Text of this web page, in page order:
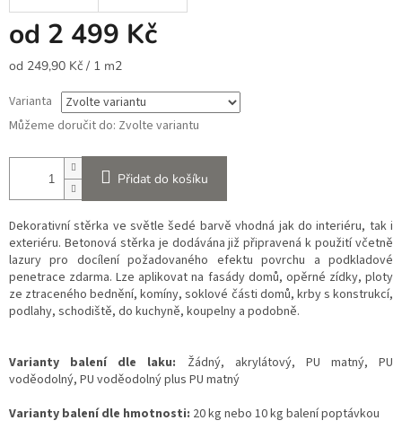
od 2 499 Kč
Měrná
od 249,90 Kč / 1 m2
Varianta
Můžeme doručit do: Zvolte variantu
Přidat do košíku
Dekorativní stěrka ve světle šedé barvě vhodná jak do interiéru, tak i
exteriéru. Betonová stěrka je dodávána již připravená k použití včetně
lazury pro docílení požadovaného efektu povrchu a podkladové
penetrace zdarma. Lze aplikovat na fasády domů, opěrné zídky, ploty
ze ztraceného bednění, komíny, soklové části domů, krby s konstrukcí,
podlahy, schodiště, do kuchyně, koupelny a podobně.
Varianty balení dle laku: Žádný, akrylátový, PU matný, PU
voděodolný, PU voděodolný plus PU matný
Varianty balení dle hmotnosti: 20 kg nebo 10 kg balení poptávkou